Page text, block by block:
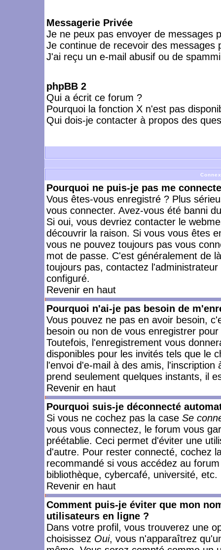
Messagerie Privée
Je ne peux pas envoyer de messages
Je continue de recevoir des messages
J'ai reçu un e-mail abusif ou de
phpBB 2
Qui a écrit ce forum ?
Pourquoi la fonction X n'est pas
Qui dois-je contacter à propos des
Pourquoi ne puis-je pas me
Vous êtes-vous enregistré ? Plus
vous connecter. Avez-vous été banni
Si oui, vous devriez contacter le
découvrir la raison. Si vous vous êtes
vous ne pouvez toujours pas vous
mot de passe. C'est généralement de
toujours pas, contactez
configuré.
Revenir en haut
Pourquoi n'ai-je pas besoin de
Vous pouvez ne pas en avoir besoin,
besoin ou non de vous enregistrer
Toutefois, l'enregistrement vous
disponibles pour les invités tels que le
l'envoi d'e-mail à des amis,
prend seulement quelques instants, il
Revenir en haut
Pourquoi suis-je déconnecté
Si vous ne cochez pas la case Se
vous vous connectez, le forum vous
préétablie. Ceci permet d'éviter une
d'autre. Pour rester connecté, cochez
recommandé si vous accédez au
bibliothèque, cybercafé, université, etc.
Revenir en haut
Comment puis-je éviter que mon
utilisateurs en ligne ?
Dans votre profil, vous trouverez une
choisissez Oui, vous n'apparaîtrez